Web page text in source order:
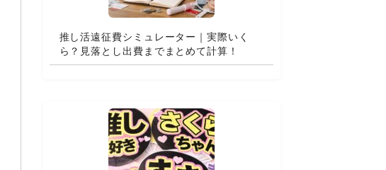
推し活遠征費シミュレーター｜実際いく
ら？見落とし出費までまとめて計算！